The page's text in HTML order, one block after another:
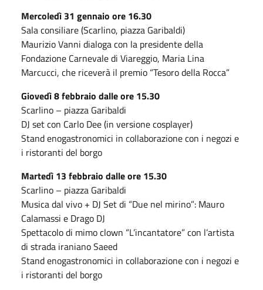
Mercoledì 31 gennaio ore 16.30
Sala consiliare (Scarlino, piazza Garibaldi)
Maurizio Vanni dialoga con la presidente della
Fondazione Carnevale di Viareggio, Maria Lina
Marcucci, che riceverà il premio “Tesoro della Rocca”
Giovedì 8 febbraio dalle ore 15.30
Scarlino – piazza Garibaldi
DJ set con Carlo Dee (in versione cosplayer)
Stand enogastronomici in collaborazione con i negozi e
i ristoranti del borgo
Martedì 13 febbraio dalle ore 15.30
Scarlino – piazza Garibaldi
Musica dal vivo + DJ Set di “Due nel mirino”: Mauro
Calamassi e Drago DJ
Spettacolo di mimo clown “L’incantatore” con l’artista
di strada iraniano Saeed
Stand enogastronomici in collaborazione con i negozi e
i ristoranti del borgo